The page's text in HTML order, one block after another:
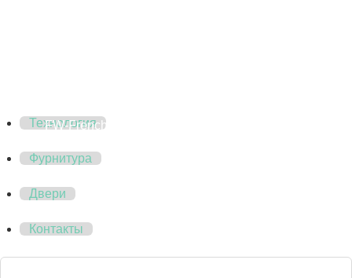
FW-French
Технология
Фурнитура
Двери
Контакты